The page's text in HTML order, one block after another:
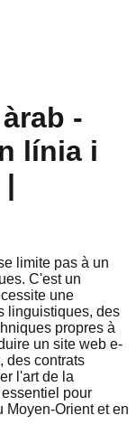
-
línia i
limite pas à un
C'est un
une
linguistiques, des
propres à
un site web e-
des contrats
l'art de la
pour
Moyen-Orient et en